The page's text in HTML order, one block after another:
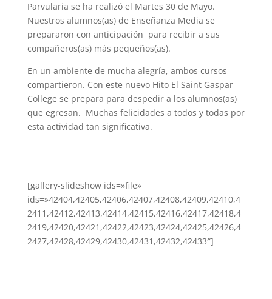
Parvularia se ha realizó el Martes 30 de Mayo.
Nuestros alumnos(as) de Enseñanza Media se
prepararon con anticipación para recibir a sus
compañeros(as) más pequeños(as).
En un ambiente de mucha alegría, ambos cursos
compartieron. Con este nuevo Hito El Saint Gaspar
College se prepara para despedir a los alumnos(as)
que egresan. Muchas felicidades a todos y todas por
esta actividad tan significativa.
[gallery-slideshow ids=»file»
ids=»42404,42405,42406,42407,42408,42409,42410,4
2411,42412,42413,42414,42415,42416,42417,42418,4
2419,42420,42421,42422,42423,42424,42425,42426,4
2427,42428,42429,42430,42431,42432,42433″]